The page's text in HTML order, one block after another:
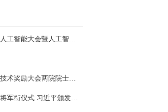
习近平出席2026世界人工智能大会暨人工智能全球治理高级别会议开幕式并发表主旨讲话
习近平出席国家科学技术奖励大会两院院士大会中国科协第十一次全国代表大会并发表重要讲话
中央军委举行晋升上将军衔仪式 习近平颁发命令状并向晋衔的军官表示祝贺